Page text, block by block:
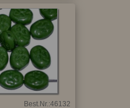
Best.Nr.:46132